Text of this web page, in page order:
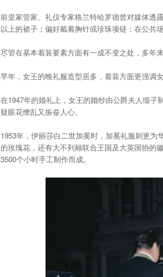
前皇家管家、礼仪专家格兰特哈罗德曾对媒体透
以上的裙子；偏好戴着胸针或珍珠项链；在公共
尽管在基本着装要素方面有一成不变之处，多年
早年，女王的晚礼服造型居多，着装方面更强调
在1947年的婚礼上，女王的婚纱由公爵夫人缎
疑眼花缭乱又振奋人心。
1953年，伊丽莎白二世加冕时，加冕礼服则更
的玫瑰花，还有大不列颠联合王国及大英国协的
3500个小时手工制作而成。